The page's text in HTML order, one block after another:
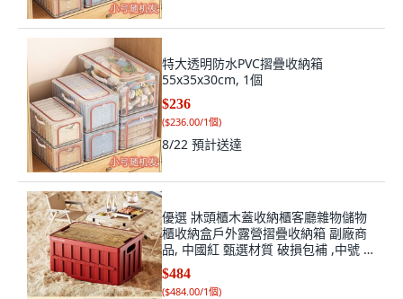
特大透明防水PVC摺疊收納箱
55x35x30cm, 1個
$236
($236.00/1個)
8/22 預計送達
優選 牀頭櫃木蓋收納櫃客廳雜物儲物
櫃收納盒戶外露營摺疊收納箱 副廠商
品, 中國紅 甄選材質 破損包補 ,中號 長
38cm寬25cm高20cm, 1個
$484
($484.00/1個)